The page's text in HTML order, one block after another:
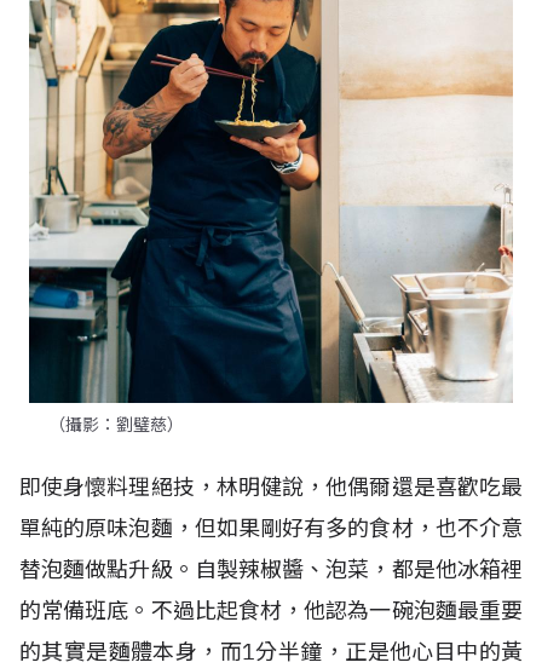
（攝影：劉璧慈）
即使身懷料理絕技，林明健說，他偶爾還是喜歡吃最
單純的原味泡麵，但如果剛好有多的食材，也不介意
替泡麵做點升級。自製辣椒醬、泡菜，都是他冰箱裡
的常備班底。不過比起食材，他認為一碗泡麵最重要
的其實是麵體本身，而1分半鐘，正是他心目中的黃